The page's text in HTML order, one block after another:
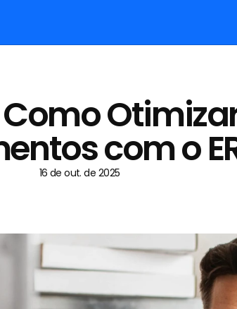
com o
16 de out. de 2025